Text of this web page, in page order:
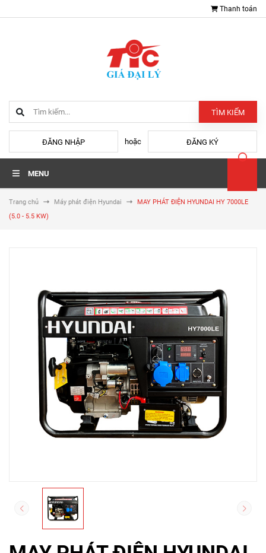
Thanh toán
TÌM KIẾM
ĐĂNG NHẬP hoặc ĐĂNG KÝ
MENU
Trang chủ Máy phát điện Hyundai
MAY PHÁT ĐIỆN HYUNDAI HY 7000LE
(5.0 - 5.5 KW)